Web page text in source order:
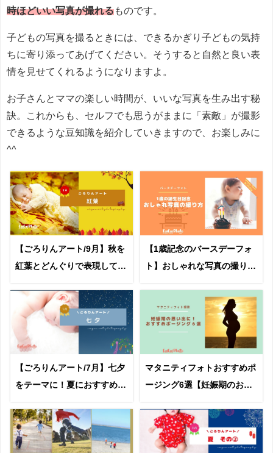
時ほどいい写真が撮れるものです。
子どもの写真を撮るときには、できるかぎり子どもの気持
ちに寄り添ってあげてください。そうすると自然と良い表
情を見せてくれるようになりますよ。
お子さんとママの楽しい時間が、いいな写真を生み出す秘
訣。これからも、セルフでも思うがままに「素敵」が撮影
できるような豆知識を紹介していきますので、お楽しみに
^^
【ごろりんアート/9月】秋を
紅葉とどんぐりで表現してみ
【1歳記念のバースデーフォ
ト】おしゃれな写真の撮り方
【ごろりんアート/7月】七夕
をテーマに！夏におすすめの
マタニティフォトおすすめポ
ージング6選【妊娠期のおし